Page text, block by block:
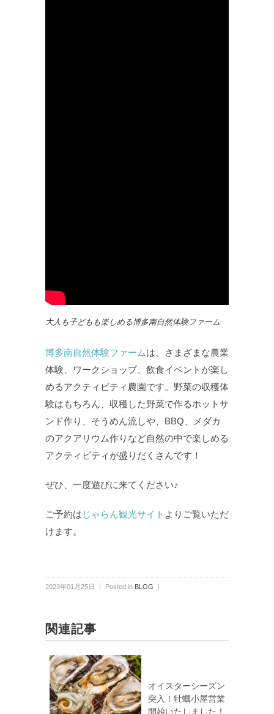
大人も子どもも楽しめる博多南自然体験ファーム
博多南自然体験ファームは、さまざまな農業
体験、ワークショップ、飲食イベントが楽し
めるアクティビティ農園です。野菜の収穫体
験はもちろん、収穫した野菜で作るホットサ
ンド作り、そうめん流しや、BBQ、メダカ
のアクアリウム作りなど自然の中で楽しめる
アクティビティが盛りだくさんです！
ぜひ、一度遊びに来てください♪
ご予約は じゃらん観光サイト よりご覧いただ
けます。
2023年01月25日 ｜ Posted in BLOG ｜
関連記事
オイスターシーズン
突入！牡蠣小屋営業
開始いたしました！